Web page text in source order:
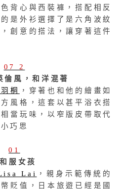
背心與西裝褲，搭配相反
是外衫選擇了是六角波紋
創意的搭法，讓穿著這件
倫風，和洋混著
桐
，穿著也和他的繪畫如
風格，這套以甚平浴衣搭
當玩味，以窄版皮帶取代
巧思
服女孩
Lai
，親身示範傳統的
貶值，日本旅遊已經是國